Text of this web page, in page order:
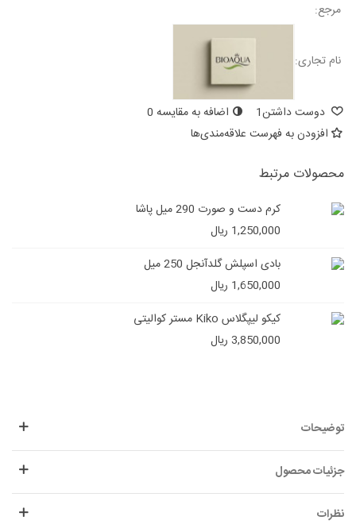
مرجع:
نام تجاری:
دوست داشتن1 اضافه به مقایسه 0
افزودن به فهرست علاقه‌مندی‌ها
محصولات مرتبط
کرم دست و صورت 290 میل پاشا
1,250,000 ریال
بادی اسپلش گلدآنجل 250 میل
1,650,000 ریال
کیکو لیپگلاس Kiko مستر کوالیتی
3,850,000 ریال
توضیحات
جزئیات محصول
نظرات